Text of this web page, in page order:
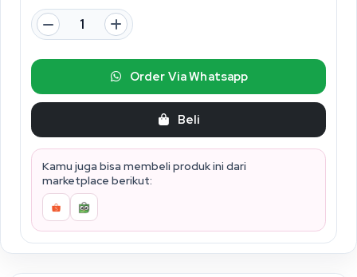
Order Via Whatsapp
Beli
Kamu juga bisa membeli produk ini dari
marketplace berikut: